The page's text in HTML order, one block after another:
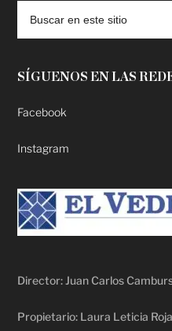
SÍGUENOS EN LAS
Facebook
Instagram
Director: Juan Carlos
Propietario: Laura Leticia